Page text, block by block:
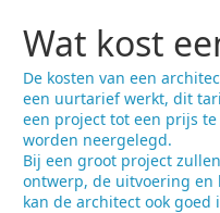
Wat kost
De kosten van een
een uurtarief werkt, dit
een project tot een prijs
worden neergelegd.
Bij een groot project
ontwerp, de uitvoering en
kan de architect ook